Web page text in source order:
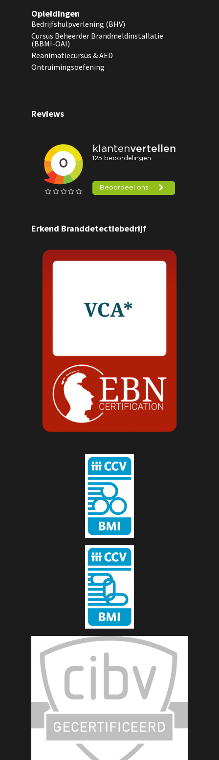
Opleidingen
Bedrijfshulpverlening (BHV)
Cursus Beheerder Brandmeldinstallatie
(BBMI-OAI)
Reanimatiecursus & AED
Ontruimingsoefening
Reviews
Erkend Branddetectiebedrijf